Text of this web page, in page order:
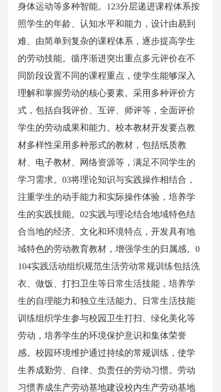
身体运动等多种智能。123分层递进课程体系按
照学生的年龄、认知水平和能力，设计由易到
难、由简单到复杂的课程体系，逐步提高学生
的劳动技能。循序渐进突出重点多元评价在不
同阶段设置不同的课程重点，使学生能够深入
理解和掌握劳动的核心要素。采用多种评价方
式，包括自我评价、互评、师评等，全面评价
学生的劳动成果和能力。校本教材开发要点教
材多样性采用多种形式的教材，包括纸质教
材、电子教材、网络资源等，满足不同学生的
学习需求。03将理论知识与实践操作相结合，
注重学生的动手能力和实际操作体验，培养学
生的实践技能。02实践与理论结合地域特色结
合当地的经济、文化和环境特点，开发具有地
域特色的劳动教育教材，增强学生的归属感。0
104实践活动组织规范生活劳动常规训练包括洗
衣、做饭、打扫卫生等日常生活技能，培养学
生的自理能力和独立生活能力。日常生活技能
训练组织学生参与校园卫生打扫、绿化美化等
劳动，培养学生的环境保护意识和集体荣誉
感。校园环境维护通过持续的常规训练，使学
生养成勤劳、自律、负责任的劳动习惯。劳动
习惯养成生产劳动基地建设校内生产劳动基地